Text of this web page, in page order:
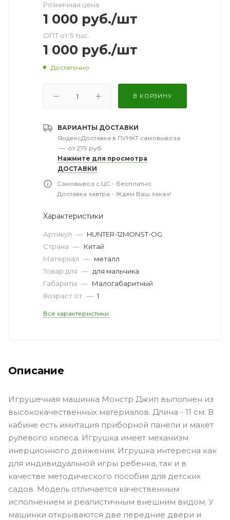
Розничная цена
1 000 руб./шт
ОПТ от 5 тыс.
1 000 руб./шт
Достаточно
В КОРЗИНУ
ВАРИАНТЫ ДОСТАВКИ
ЯндексДоставка в ПУНКТ самовывоза
— от 279 руб.
Нажмите для просмотра
ДОСТАВКИ
Самовывоз с ЦС - бесплатно
Доставка завтра - Ждем Ваш заказ!
Характеристики
Артикул — HUNTER-12MONST-OG
Страна — Китай
Материал — металл
Товар для — для мальчика
Габариты — Малогабаритный
Возраст от — 1
Все характеристики
Описание
Игрушечная машинка Монстр Джип выполнен из
высококачественных материалов. Длина - 11 см. В
кабине есть имитация приборной панели и макет
рулевого колеса. Игрушка имеет механизм
инерционного движения. Игрушка интересна как
для индивидуальной игры ребенка, так и в
качестве методического пособия для детских
садов. Модель отличается качественным
исполнением и реалистичным внешним видом. У
машинки открываются две передние двери и